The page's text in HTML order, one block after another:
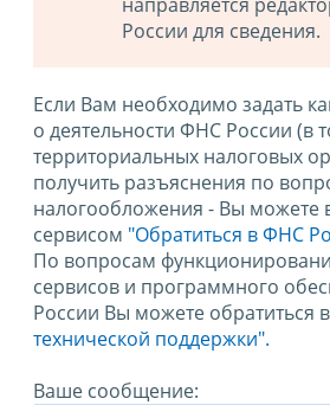
России для сведения.
Если Вам необходимо задать
о деятельности ФНС России (в
территориальных налоговых
получить разъяснения по
налогообложения - Вы можете
сервисом "Обратиться в ФНС
По вопросам
сервисов и программного
России Вы можете обратиться в
технической поддержки".
Ваше сообщение: